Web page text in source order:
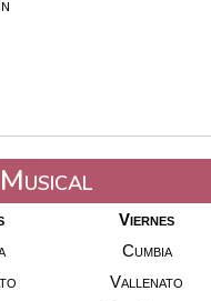
Viernes
Cumbia
Vallenato